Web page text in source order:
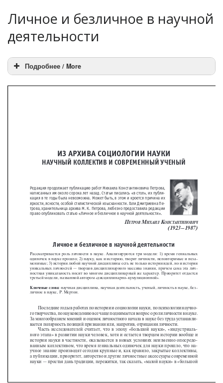
Личное и безличное в научной
деятельности
Подробнее / More